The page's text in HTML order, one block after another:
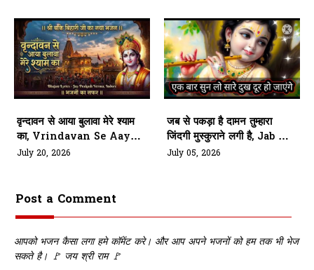
वृन्दावन से आया बुलावा मेरे श्याम
का, Vrindavan Se Aaya
Bulawa Mere Shyam Ka
July 20, 2026
जब से पकड़ा है दामन तुम्हारा
जिंदगी मुस्कुराने लगी है, Jab Se
Pakda Hai Daman
July 05, 2026
Post a Comment
आपको भजन कैसा लगा हमे कॉमेंट करे। और आप अपने भजनों को हम तक भी भेज
सकते है। 🚩 जय श्री राम 🚩